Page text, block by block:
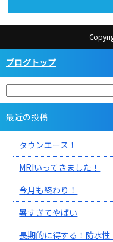
ブログトップ
最近の投稿
タウンエース！
MRIいってきました！
今月も終わり！
暑すぎてやばい
長期的に得する！防水